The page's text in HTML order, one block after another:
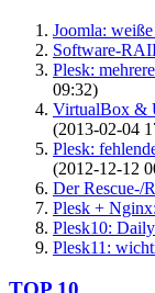
Joomla:
Software-
Plesk:
09:32)
VirtualBox &
(2013-02-04
Plesk:
(2012-12-12
Der Rescue-/
Plesk +
Plesk10:
Plesk11: